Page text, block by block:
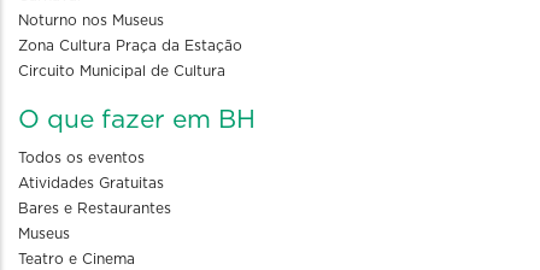
Noturno nos Museus
Zona Cultura Praça da Estação
Circuito Municipal de Cultura
O que fazer em BH
Todos os eventos
Atividades Gratuitas
Bares e Restaurantes
Museus
Teatro e Cinema